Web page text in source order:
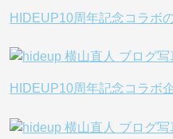
HIDEUP10周年記念コラボ
HIDEUP10周年記念コラボ